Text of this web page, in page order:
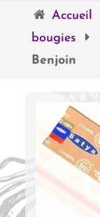
Accueil
bougies
Benjoin